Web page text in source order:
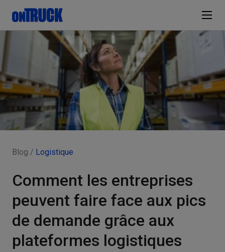
Blog / Logistique
Comment les entreprises
peuvent faire face aux pics
de demande grâce aux
plateformes logistiques